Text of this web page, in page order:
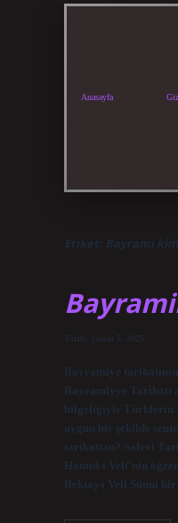
Anasayfa
Etiket: Bayramı
Tarih: Şubat 5, 2025
Bayramiye
Bayramiyye Tarikatı
bilgeliğiyle Türklerin
uygun bir şekilde
tarikattan? Safevi
Hamid-i Veli’nin
Bektaş-ı Veli Sünni